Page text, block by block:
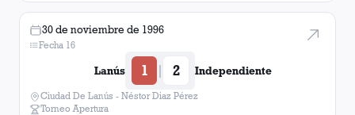
30 de noviembre de 1996
Fecha 16
Lanús 1 | 2 Independiente
Ciudad De Lanús - Néstor Diaz Pérez
Torneo Apertura